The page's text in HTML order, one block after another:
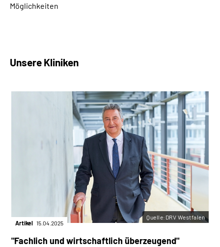
Möglichkeiten
Unsere Kliniken
Artikel 15.04.2025
"Fachlich und wirtschaftlich überzeugend"
Quelle:DRV Westfalen